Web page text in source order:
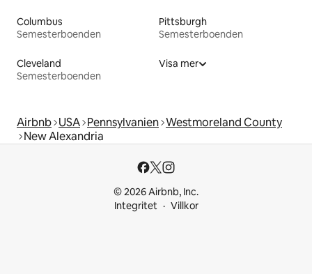
Columbus
Semesterboenden
Pittsburgh
Semesterboenden
Cleveland
Semesterboenden
Visa mer
Airbnb USA Pennsylvanien Westmoreland County
New Alexandria
© 2026 Airbnb, Inc.
Integritet
Villkor